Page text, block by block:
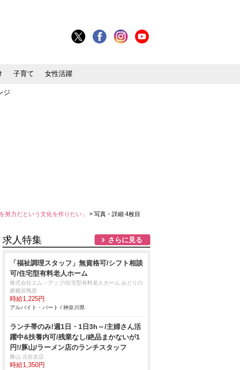
ジ
子育て 女性活躍
力だという文化を作りたい」 > 写真・詳細 4枚目
求人特集 さらに見る
「福祉調理スタッフ」無資格可/シフト相談
可/住宅型有料老人ホーム
株式会社エム・アップ/住宅型有料老人ホーム みどりの
郷横浜鴨居
時給1,225円
アルバイト・パート / 神奈川県
ランチ帯のみ!週1日・1日3h～/主婦さん活
躍中&扶養内可/残業なし/絶品まかないが1
円!/豚山/ラーメン店のランチスタッフ
豚山 元住吉店
時給1,350円